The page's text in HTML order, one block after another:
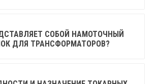
СОБОЙ НАМОТОЧНЫЙ
ДЛЯ ТРАНСФОРМАТОРОВ?